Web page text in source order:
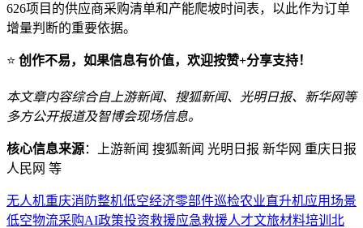
626项目的供应商采购清单和产能爬坡时间表，以此作为订单
增量判断的重要依据。
⭐ 创作不易，如果信息有价值，欢迎按赞+分享支持！
本文章内容综合自上游新闻、搜狐新闻、光明日报、新华网等
多方公开报道及智博会现场信息。
核心信息来源：上游新闻 搜狐新闻 光明日报 新华网 重庆日报
人民网 等
无人机重庆消防整机低空经济零部件巡检农业直升机应用场景
低空物流采购AI政策投资救援应急救援人才文旅材料培训 北